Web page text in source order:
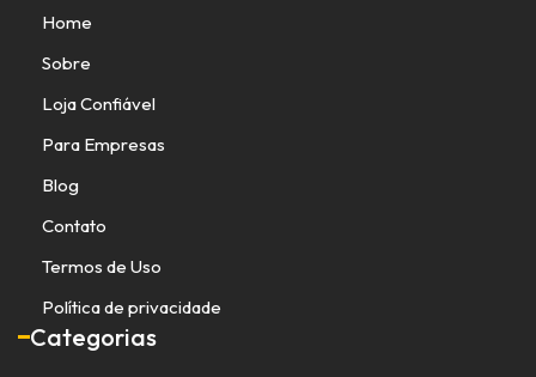
Home
Sobre
Loja Confiável
Para Empresas
Blog
Contato
Termos de Uso
Política de privacidade
Categorias